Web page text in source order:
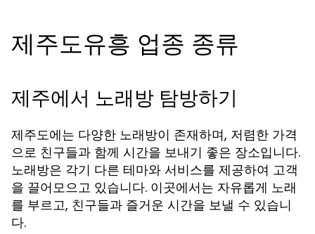
제주도유흥 업종 종류
제주에서 노래방 탐방하기
제주도에는 다양한 노래방이 존재하며, 저렴한 가격
으로 친구들과 함께 시간을 보내기 좋은 장소입니다.
노래방은 각기 다른 테마와 서비스를 제공하여 고객
을 끌어모으고 있습니다. 이곳에서는 자유롭게 노래
를 부르고, 친구들과 즐거운 시간을 보낼 수 있습니
다.